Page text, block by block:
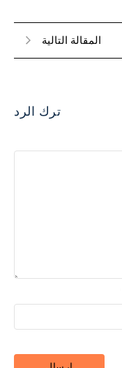
المقالة التالية
ترك الرد